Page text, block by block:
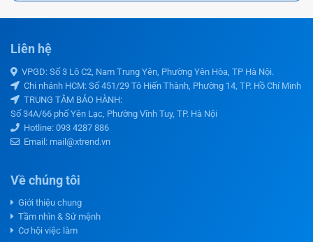
Liên hệ
VPGD: Số 3 Lô C2, Nam Trung Yên, Phường Yên Hòa, TP Hà Nội.
Chi nhánh HCM: Số 451/29 Tô Hiến Thành, Phường 14, TP. Hồ Chí Minh
TRUNG TÂM BẢO HÀNH:
Số 34A/66 phố Yên Lạc, Phường Vĩnh Tuy, TP. Hà Nội
Hotline: 093 4287 886
Email: mail@xtrend.vn
Về chúng tôi
Giới thiệu chung
Tầm nhìn & Sứ mệnh
Cơ hội việc làm